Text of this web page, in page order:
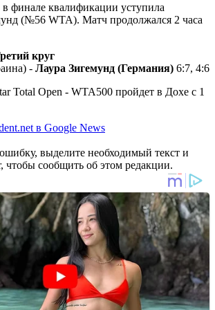
финале квалификации уступила
(№56 WTA). Матч продолжался 2 часа
круг
- Лаура Зигемунд (Германия) 6:7, 4:6
Total Open - WTA500 пройдет в Дохе с 1
в Google News
выделите необходимый текст и
чтобы сообщить об этом редакции.